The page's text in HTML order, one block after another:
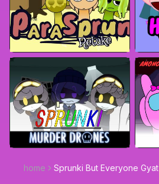
home Sprunki But Everyone Gyat